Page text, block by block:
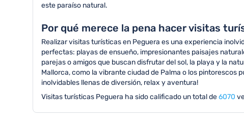
este paraíso natural.
Por qué merece la pena hacer visitas
Realizar visitas turísticas en Peguera es una experiencia
perfectas: playas de ensueño, impresionantes paisajes
parejas o amigos que buscan disfrutar del sol, la playa y la
Mallorca, como la vibrante ciudad de Palma o los pintorescos
inolvidables llenas de diversión, relax y aventura!
Visitas turísticas Peguera ha sido calificado un total de6070